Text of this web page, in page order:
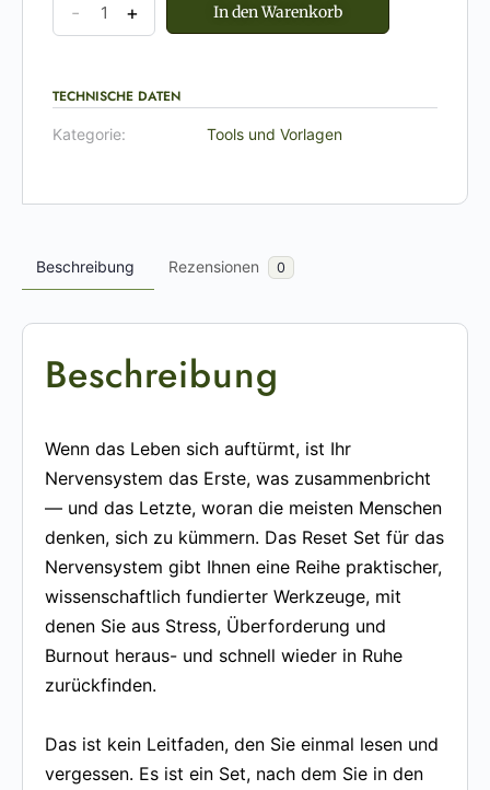
- + In den Warenkorb
TECHNISCHE DATEN
Kategorie: Tools und Vorlagen
Beschreibung Rezensionen 0
Beschreibung
Wenn das Leben sich auftürmt, ist Ihr
Nervensystem das Erste, was zusammenbricht
— und das Letzte, woran die meisten Menschen
denken, sich zu kümmern. Das Reset Set für das
Nervensystem gibt Ihnen eine Reihe praktischer,
wissenschaftlich fundierter Werkzeuge, mit
denen Sie aus Stress, Überforderung und
Burnout heraus- und schnell wieder in Ruhe
zurückfinden.
Das ist kein Leitfaden, den Sie einmal lesen und
vergessen. Es ist ein Set, nach dem Sie in den